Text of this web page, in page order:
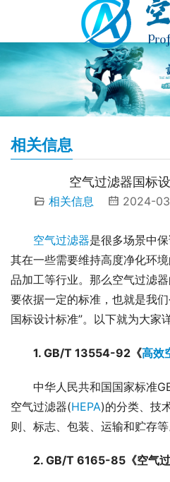
相关信息
空气过滤器国标
相关信息 2024-
空气过滤器是很多场景中
其在一些需要维持高度净化环
品加工等行业。那么空气过滤
要依据一定的标准，也就是我
国标设计标准”。以下就为大家
1. GB/T 13554-92《高效
中华人民共和国国家标准
空气过滤器(HEPA)的分类、技
则、标志、包装、运输和贮存等
2. GB/T 6165-85《空气过